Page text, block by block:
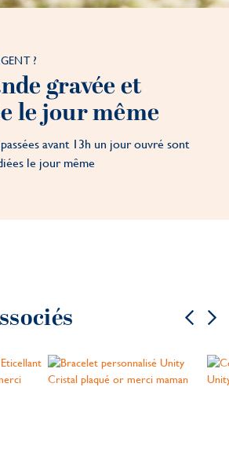
?
gravée et
le jour même
avant 13h un jour ouvré sont
le jour même